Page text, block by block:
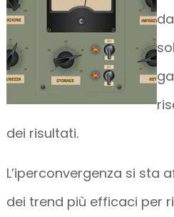
dei risultati.
L’iperconvergenza si sta
dei trend più efficaci per